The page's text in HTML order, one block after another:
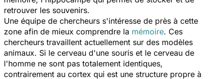
retrouver les souvenirs.
Une équipe de chercheurs s'intéresse de près à cette
zone afin de mieux comprendre la mémoire. Ces
chercheurs travaillent actuellement sur des modèles
animaux. Si le cerveau d'une souris et le cerveau de
l'homme ne sont pas totalement identiques,
contrairement au cortex qui est une structure propre à